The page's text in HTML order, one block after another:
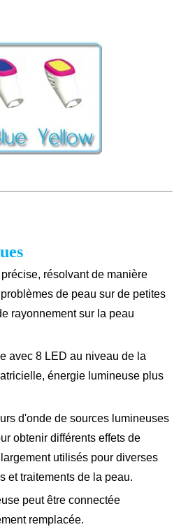
résolvant de manière
de peau sur de petites
rayonnement sur la peau
avec 8 LED au niveau de la
énergie lumineuse plus
d'onde de sources lumineuses
obtenir différents effets de
utilisés pour diverses
et traitements de la peau.
peut être connectée
remplacée.